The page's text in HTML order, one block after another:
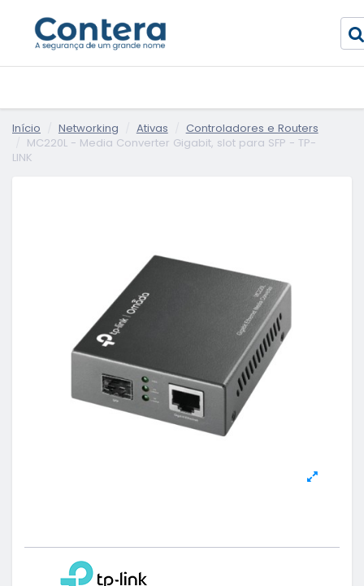
Início Networking Ativas
Controladores e Routers
MC220L - Media Converter Gigabit, slot para SFP - TP-
LINK